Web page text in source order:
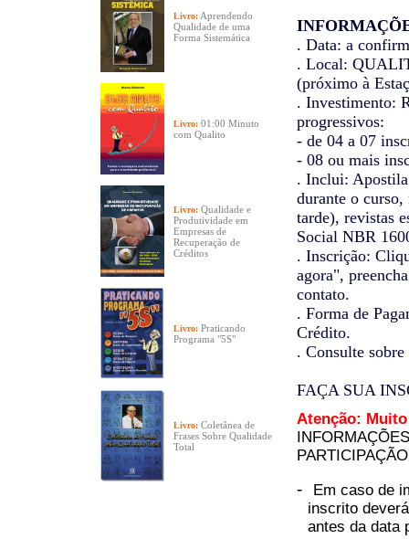
Livro: Aprendendo
Qualidade de uma
Forma Sistemática
Livro: 01:00 Minuto
com Qualito
Livro: Qualidade e
Produtividade em
Empresas de
Recuperação de
Créditos
Livro: Praticando
Programa "5S"
Livro: Coletânea de
Frases Sobre Qualidade
Total
. Data: a
. Local:
(próximo à
. Investimento:
progressivos:
- de 04 a 07
- 08 ou mais
. Inclui: Apostila
durante o
tarde), revistas
Social NBR
. Inscrição:
agora",
contato.
. Forma de
Crédito.
. Consulte
FAÇA SUA
Atenção:
-
Em caso de
inscrito
antes da data